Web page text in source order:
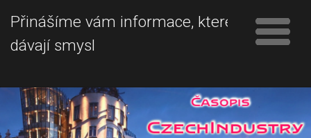
Přinášíme vám informace, které
dávají smysl